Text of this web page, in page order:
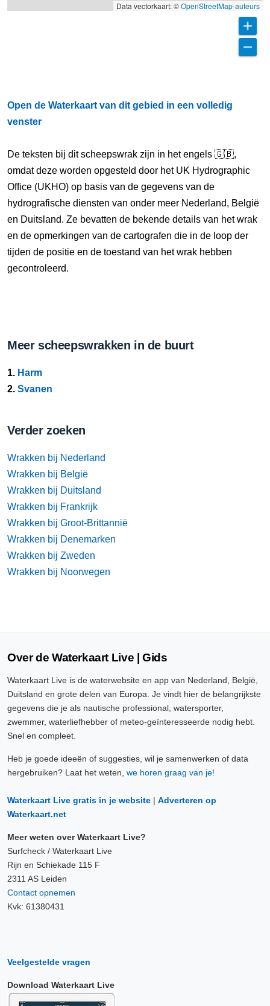
Data vectorkaart: ©OpenStreetMap-auteurs
Open de Waterkaart van dit gebied in een volledig
venster
De teksten bij dit scheepswrak zijn in het engels 🇬🇧,
omdat deze worden opgesteld door het UK Hydrographic
Office (UKHO) op basis van de gegevens van de
hydrografische diensten van onder meer Nederland, België
en Duitsland. Ze bevatten de bekende details van het wrak
en de opmerkingen van de cartografen die in de loop der
tijden de positie en de toestand van het wrak hebben
gecontroleerd.
Meer scheepswrakken in de buurt
1. Harm
2. Svanen
Verder zoeken
Wrakken bij Nederland
Wrakken bij België
Wrakken bij Duitsland
Wrakken bij Frankrijk
Wrakken bij Groot-Brittannië
Wrakken bij Denemarken
Wrakken bij Zweden
Wrakken bij Noorwegen
Over de Waterkaart Live | Gids
Waterkaart Live is de waterwebsite en app van Nederland, België,
Duitsland en grote delen van Europa. Je vindt hier de belangrijkste
gegevens die je als nautische professional, watersporter,
zwemmer, waterliefhebber of meteo-geïnteresseerde nodig hebt.
Snel en compleet.
Heb je goede ideeën of suggesties, wil je samenwerken of data
hergebruiken? Laat het weten, we horen graag van je!
Waterkaart Live gratis in je website | Adverteren op
Waterkaart.net
Meer weten over Waterkaart Live?
Surfcheck / Waterkaart Live
Rijn en Schiekade 115 F
2311 AS Leiden
Contact opnemen
Kvk: 61380431
Veelgestelde vragen
Download Waterkaart Live